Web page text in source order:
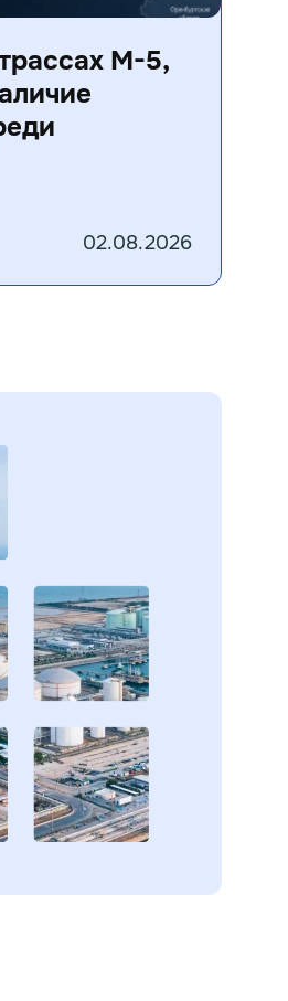
М-5,
02.08.2026